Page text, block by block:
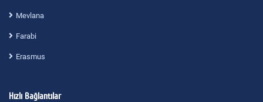
Mevlana
Farabi
Erasmus
Hızlı Bağlantılar